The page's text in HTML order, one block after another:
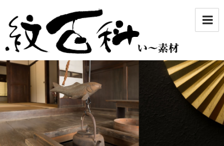
ツ
へ
キ
プ